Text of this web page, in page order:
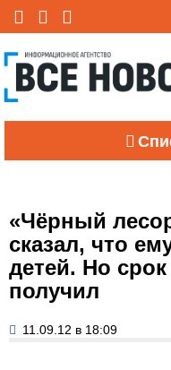
«Чёрный
сказал, что
детей. Но
получил
11.09.12 в 18:09